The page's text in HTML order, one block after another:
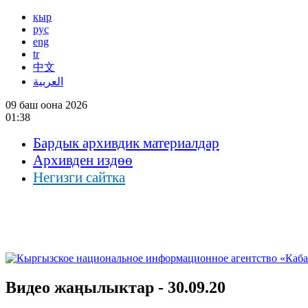
кыр
рус
eng
tr
中文
العربية
09 баш оона 2026
01:38
Бардык архивдик материалдар
Архивден издөө
Негизги сайтка
Видео жаңылыктар - 30.09.20